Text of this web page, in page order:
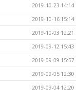
2019-10-23 14:14
2019-10-16 15:14
2019-10-03 12:21
2019-09-12 15:43
2019-09-09 15:57
2019-09-05 12:30
2019-09-04 12:20